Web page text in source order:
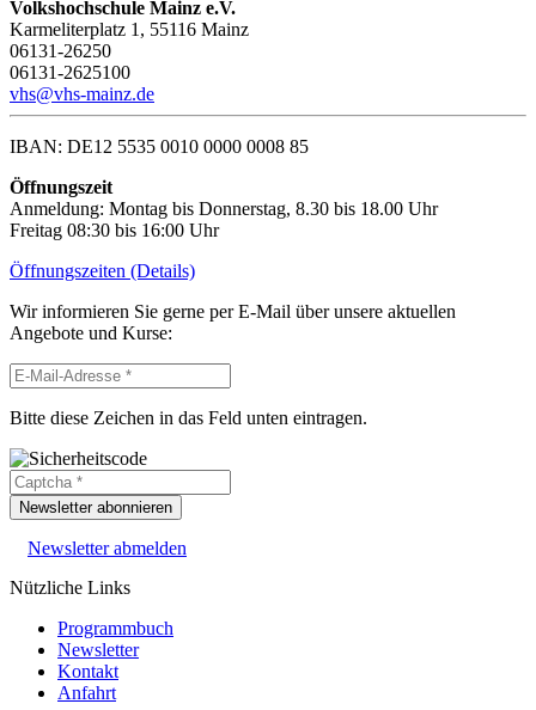
Volkshochschule Mainz e.V.
Karmeliterplatz 1, 55116 Mainz
06131-26250
06131-2625100
vhs@vhs-mainz.de
IBAN: DE12 5535 0010 0000 0008 85
Öffnungszeit
Anmeldung: Montag bis Donnerstag, 8.30 bis 18.00 Uhr
Freitag 08:30 bis 16:00 Uhr
Öffnungszeiten (Details)
Wir informieren Sie gerne per E-Mail über unsere aktuellen
Angebote und Kurse:
Bitte diese Zeichen in das Feld unten eintragen.
Newsletter abonnieren
Newsletter abmelden
Nützliche Links
Programmbuch
Newsletter
Kontakt
Anfahrt